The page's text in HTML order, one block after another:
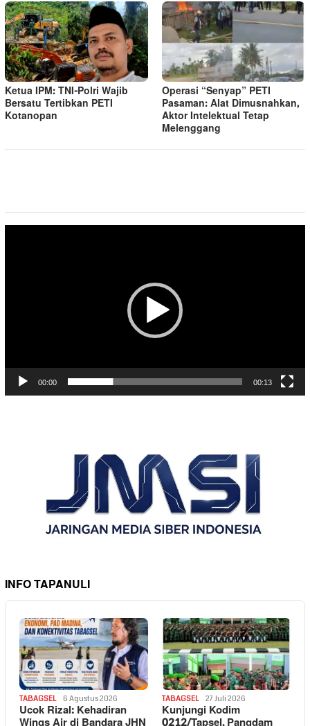
Ketua IPM: TNI-Polri Wajib
Bersatu Tertibkan PETI
Kotanopan
Operasi “Senyap” PETI
Pasaman: Alat Dimusnahkan,
Aktor Intelektual Tetap
Melenggang
00:00 00:13
INFO TAPANULI
TABAGSEL 6 Agustus 2026
Ucok Rizal: Kehadiran
TABAGSEL 27 Juli 2026
Kunjungi Kodim